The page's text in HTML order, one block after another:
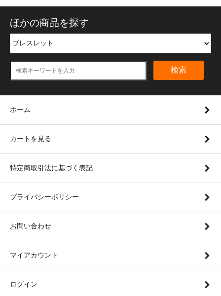
ほかの商品を探す
検索
ホーム
カートを見る
特定商取引法に基づく表記
プライバシーポリシー
お問い合わせ
マイアカウント
ログイン